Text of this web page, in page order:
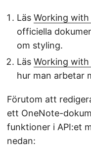
Läs Working
officiella
om styling.
Läs Working with
hur man arbetar
Förutom att
ett OneNote-
funktioner i API:et
nedan: